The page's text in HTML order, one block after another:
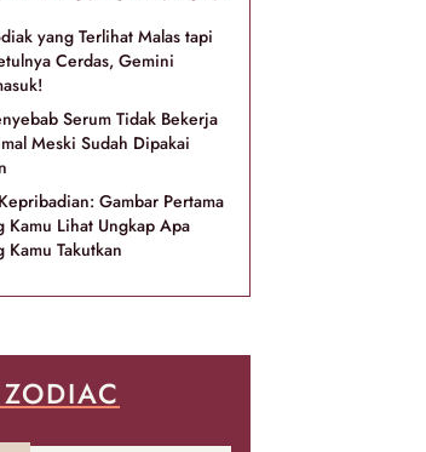
yang Terlihat Malas tapi
Cerdas, Gemini
Serum Tidak Bekerja
Meski Sudah Dipakai
Gambar Pertama
Kamu Lihat Ungkap Apa
Kamu Takutkan